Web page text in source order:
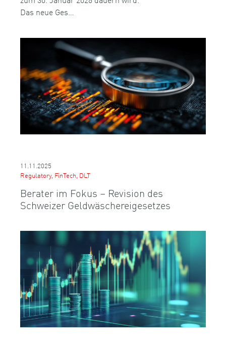
Das neue Ges…
11.11.2025
Regulatory, FinTech, DLT
Berater im Fokus – Revision des
Schweizer Geldwäschereigesetzes